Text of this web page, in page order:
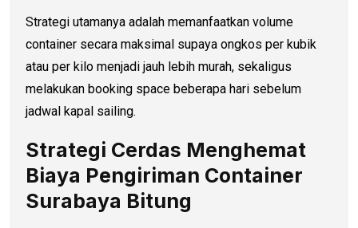
Strategi utamanya adalah memanfaatkan volume
container secara maksimal supaya ongkos per kubik
atau per kilo menjadi jauh lebih murah, sekaligus
melakukan booking space beberapa hari sebelum
jadwal kapal sailing.
Strategi Cerdas Menghemat
Biaya Pengiriman Container
Surabaya Bitung